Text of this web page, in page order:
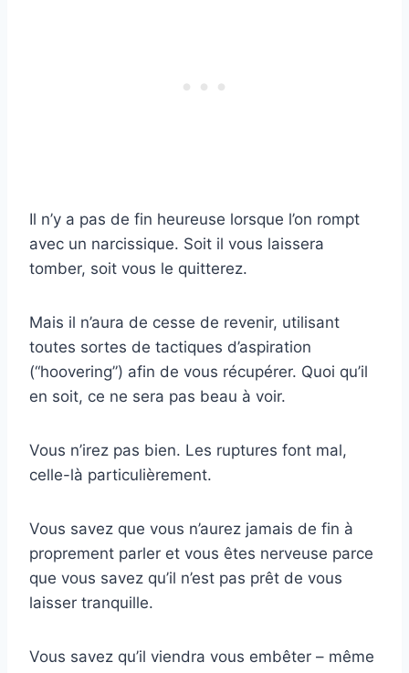
Il n’y a pas de fin heureuse lorsque l’on rompt
avec un narcissique. Soit il vous laissera
tomber, soit vous le quitterez.
Mais il n’aura de cesse de revenir, utilisant
toutes sortes de tactiques d’aspiration
(“hoovering”) afin de vous récupérer. Quoi qu’il
en soit, ce ne sera pas beau à voir.
Vous n’irez pas bien. Les ruptures font mal,
celle-là particulièrement.
Vous savez que vous n’aurez jamais de fin à
proprement parler et vous êtes nerveuse parce
que vous savez qu’il n’est pas prêt de vous
laisser tranquille.
Vous savez qu’il viendra vous embêter – même